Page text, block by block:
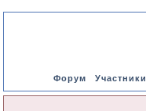
Форум Участники